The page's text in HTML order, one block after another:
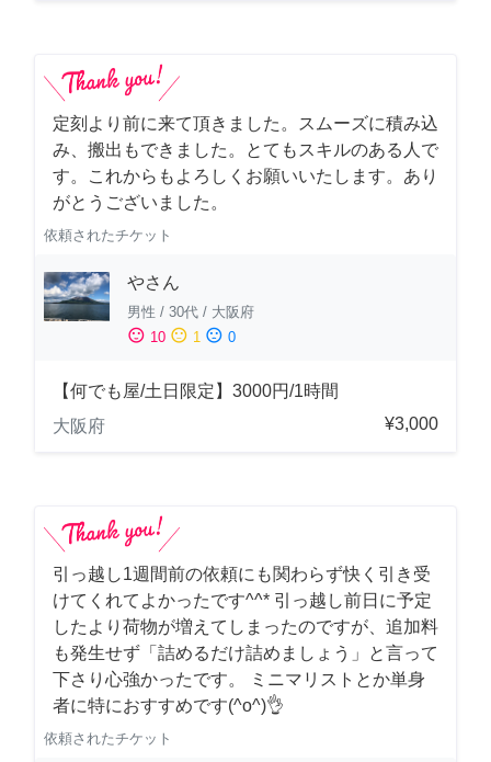
定刻より前に来て頂きました。スムーズに積み込
み、搬出もできました。とてもスキルのある人で
す。これからもよろしくお願いいたします。あり
がとうございました。
依頼されたチケット
やさん
男性 / 30代 / 大阪府
sentiment_satisfied 10 sentiment_neutral 1 sentiment_dissatisfied 0
【何でも屋/土日限定】3000円/1時間
大阪府
¥3,000
引っ越し1週間前の依頼にも関わらず快く引き受
けてくれてよかったです^^* 引っ越し前日に予定
したより荷物が増えてしまったのですが、追加料
も発生せず「詰めるだけ詰めましょう」と言って
下さり心強かったです。 ミニマリストとか単身
者に特におすすめです(^o^)👌
依頼されたチケット